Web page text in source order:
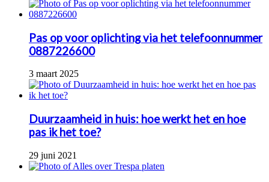
Pas op voor oplichting via het telefoonnummer
0887226600
3 maart 2025
Duurzaamheid in huis: hoe werkt het en hoe
pas ik het toe?
29 juni 2021